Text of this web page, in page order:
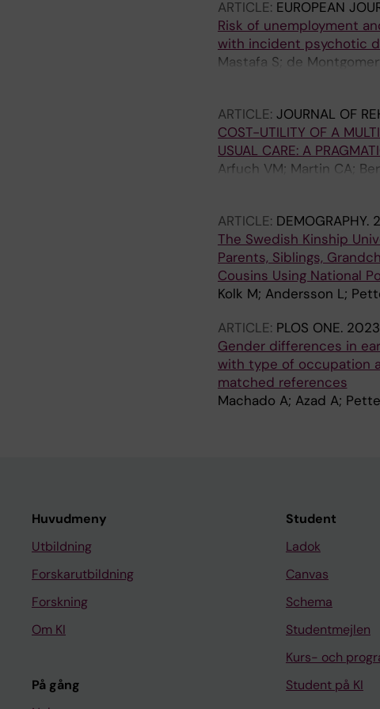
ARTICLE: EUROPEAN
Risk of unemployment
with incident psychotic
Mastafa S; de
ARTICLE: JOURNAL OF
COST-UTILITY OF A
USUAL CARE: A
Arfuch VM; Martin CA;
ARTICLE: DEMOGRAPHY.
The Swedish Kinship
Parents, Siblings,
Cousins Using National
Kolk M; Andersson L;
ARTICLE: PLOS ONE.
Gender differences in
with type of occupation
matched references
Machado A; Azad A;
Huvudmeny
Utbildning
Forskarutbildning
Forskning
Om KI
På gång
Student
Ladok
Canvas
Schema
Studentmejlen
Kurs- och
Student på KI